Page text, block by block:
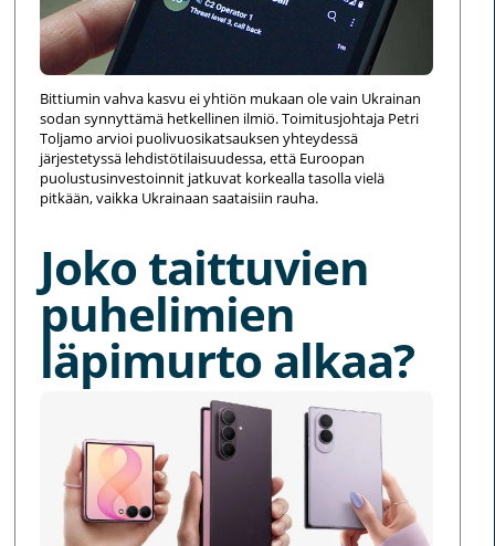
Bittiumin vahva kasvu ei yhtiön mukaan ole vain Ukrainan
sodan synnyttämä hetkellinen ilmiö. Toimitusjohtaja Petri
Toljamo arvioi puolivuosikatsauksen yhteydessä
järjestetyssä lehdistötilaisuudessa, että Euroopan
puolustusinvestoinnit jatkuvat korkealla tasolla vielä
pitkään, vaikka Ukrainaan saataisiin rauha.
Joko taittuvien
puhelimien
läpimurto alkaa?